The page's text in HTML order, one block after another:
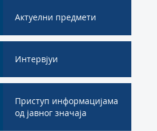
Актуелни предмети
Интервјуи
Приступ информацијама
од јавног значаја